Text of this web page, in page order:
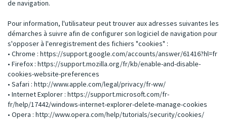
de navigation.
Pour information, l'utilisateur peut trouver aux adresses suivantes les
démarches à suivre afin de configurer son logiciel de navigation pour
s'opposer à l'enregistrement des fichiers "cookies" :
• Chrome : https://support.google.com/accounts/answer/61416?hl=fr
• Firefox : https://support.mozilla.org/fr/kb/enable-and-disable-
cookies-website-preferences
• Safari : http://www.apple.com/legal/privacy/fr-ww/
• Internet Explorer : https://support.microsoft.com/fr-
fr/help/17442/windows-internet-explorer-delete-manage-cookies
• Opera : http://www.opera.com/help/tutorials/security/cookies/